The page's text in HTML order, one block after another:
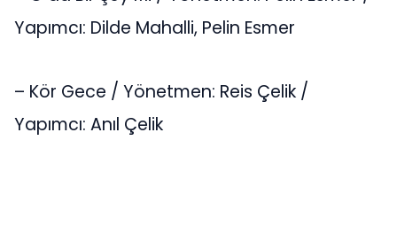
Yapımcı: Dilde Mahalli, Pelin Esmer
– Kör Gece / Yönetmen: Reis Çelik /
Yapımcı: Anıl Çelik